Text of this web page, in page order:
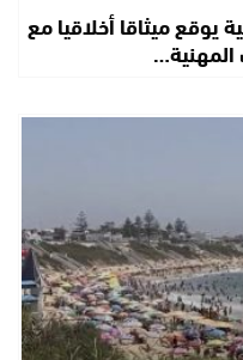
يوقع ميثاقا أخلاقيا مع